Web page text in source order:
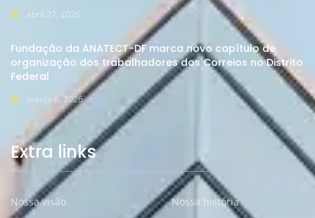
abril 27, 2026
Fundação da ANATECT-DF marca novo capítulo de
organização dos trabalhadores dos Correios no Distrito
Federal
março 6, 2026
Extra links
Nossa visão Nossa história